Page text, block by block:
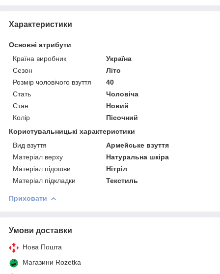
Характеристики
Основні атрибути
Країна виробник
Україна
Сезон
Літо
Розмір чоловічого взуття
40
Стать
Чоловіча
Стан
Новий
Колір
Пісочний
Користувальницькі характеристики
Вид взуття
Армейське взуття
Матеріал верху
Натуральна шкіра
Матеріал підошви
Нітріл
Матеріал підкладки
Текстиль
Приховати
Умови доставки
Нова Пошта
Магазини Rozetka